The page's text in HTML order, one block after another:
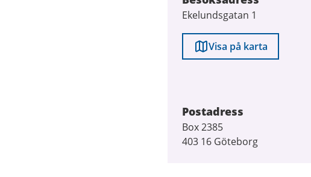
Ekelundsgatan 1
Visa på karta
Postadress
Box 2385
403 16 Göteborg